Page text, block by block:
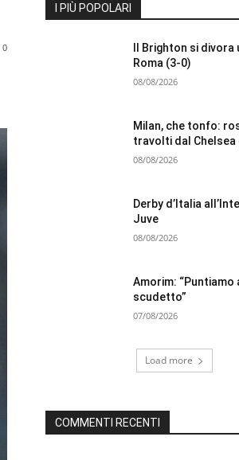
0
I PIÙ POPOLARI
Il Brighton si divora
Roma (3-0)
08/08/2026
Milan, che tonfo:
travolti dal Chelsea
08/08/2026
Derby d’Italia
Juve
08/08/2026
Amorim: “Puntiamo
scudetto”
07/08/2026
Load more
COMMENTI RECENTI